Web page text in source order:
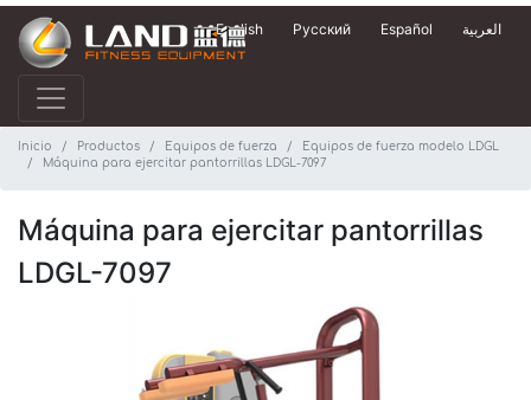
English Русский Español العربية
Inicio Productos Equipos de fuerza
Equipos de fuerza modelo LDGL
Máquina para ejercitar pantorrillas LDGL-7097
Máquina para ejercitar pantorrillas
LDGL-7097